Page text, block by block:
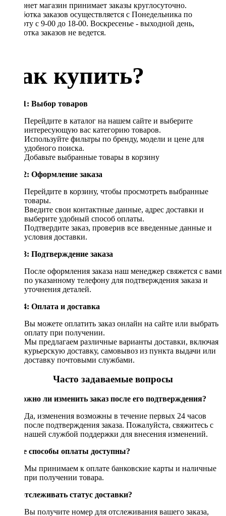
Интернет магазин принимает заказы круглосуточно.
Обработка заказов осуществляется с Понедельника по
Субботу с 9-00 до 18-00. Воскресенье - выходной день,
обработка заказов не ведется.
Как купить?
Шаг 1: Выбор товаров
Перейдите в каталог на нашем сайте и выберите
интересующую вас категорию товаров.
Используйте фильтры по бренду, модели и цене для
удобного поиска.
Добавьте выбранные товары в корзину
Шаг 2: Оформление заказа
Перейдите в корзину, чтобы просмотреть выбранные
товары.
Введите свои контактные данные, адрес доставки и
выберите удобный способ оплаты.
Подтвердите заказ, проверив все введенные данные и
условия доставки.
Шаг 3: Подтверждение заказа
После оформления заказа наш менеджер свяжется с вами
по указанному телефону для подтверждения заказа и
уточнения деталей.
Шаг 4: Оплата и доставка
Вы можете оплатить заказ онлайн на сайте или выбрать
оплату при получении.
Мы предлагаем различные варианты доставки, включая
курьерскую доставку, самовывоз из пункта выдачи или
доставку почтовыми службами.
Часто задаваемые вопросы
Возможно ли изменить заказ после его подтверждения?
Да, изменения возможны в течение первых 24 часов
после подтверждения заказа. Пожалуйста, свяжитесь с
нашей службой поддержки для внесения изменений.
Какие способы оплаты доступны?
Мы принимаем к оплате банковские карты и наличные
при получении товара.
Как отслеживать статус доставки?
Вы получите номер для отслеживания вашего заказа,